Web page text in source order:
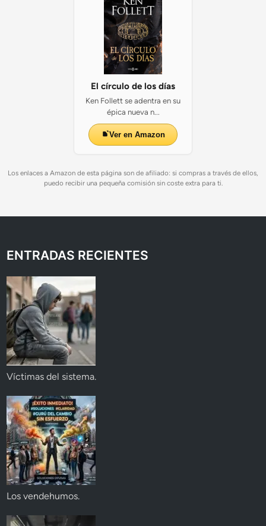
El círculo de los días
Ken Follett se adentra en su
épica nueva n...
Ver en Amazon
Los enlaces a Amazon de esta página son de afiliado: si compras a través de ellos,
puedo recibir una pequeña comisión sin coste extra para ti.
ENTRADAS RECIENTES
Víctimas del sistema.
Los vendehumos.